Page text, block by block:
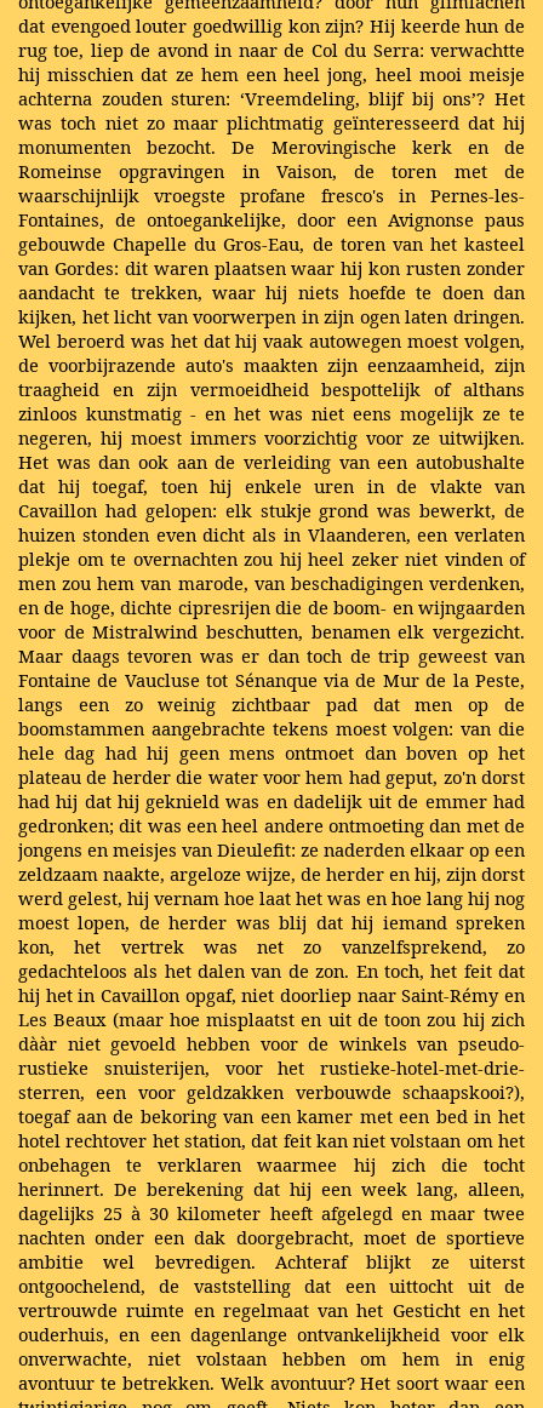
dat evengoed louter goedwillig kon zijn? Hij keerde hun de
rug toe, liep de avond in naar de Col du Serra: verwachtte
hij misschien dat ze hem een heel jong, heel mooi meisje
achterna zouden sturen: ‘Vreemdeling, blijf bij ons’? Het
was toch niet zo maar plichtmatig geïnteresseerd dat hij
monumenten bezocht. De Merovingische kerk en de
Romeinse opgravingen in Vaison, de toren met de
waarschijnlijk vroegste profane fresco's in Pernes-les-
Fontaines, de ontoegankelijke, door een Avignonse paus
gebouwde Chapelle du Gros-Eau, de toren van het kasteel
van Gordes: dit waren plaatsen waar hij kon rusten zonder
aandacht te trekken, waar hij niets hoefde te doen dan
kijken, het licht van voorwerpen in zijn ogen laten dringen.
Wel beroerd was het dat hij vaak autowegen moest volgen,
de voorbijrazende auto's maakten zijn eenzaamheid, zijn
traagheid en zijn vermoeidheid bespottelijk of althans
zinloos kunstmatig - en het was niet eens mogelijk ze te
negeren, hij moest immers voorzichtig voor ze uitwijken.
Het was dan ook aan de verleiding van een autobushalte
dat hij toegaf, toen hij enkele uren in de vlakte van
Cavaillon had gelopen: elk stukje grond was bewerkt, de
huizen stonden even dicht als in Vlaanderen, een verlaten
plekje om te overnachten zou hij heel zeker niet vinden of
men zou hem van marode, van beschadigingen verdenken,
en de hoge, dichte cipresrijen die de boom- en wijngaarden
voor de Mistralwind beschutten, benamen elk vergezicht.
Maar daags tevoren was er dan toch de trip geweest van
Fontaine de Vaucluse tot Sénanque via de Mur de la Peste,
langs een zo weinig zichtbaar pad dat men op de
boomstammen aangebrachte tekens moest volgen: van die
hele dag had hij geen mens ontmoet dan boven op het
plateau de herder die water voor hem had geput, zo'n dorst
had hij dat hij geknield was en dadelijk uit de emmer had
gedronken; dit was een heel andere ontmoeting dan met de
jongens en meisjes van Dieulefit: ze naderden elkaar op een
zeldzaam naakte, argeloze wijze, de herder en hij, zijn dorst
werd gelest, hij vernam hoe laat het was en hoe lang hij nog
moest lopen, de herder was blij dat hij iemand spreken
kon, het vertrek was net zo vanzelfsprekend, zo
gedachteloos als het dalen van de zon. En toch, het feit dat
hij het in Cavaillon opgaf, niet doorliep naar Saint-Rémy en
Les Beaux (maar hoe misplaatst en uit de toon zou hij zich
dààr niet gevoeld hebben voor de winkels van pseudo-
rustieke snuisterijen, voor het rustieke-hotel-met-drie-
sterren, een voor geldzakken verbouwde schaapskooi?),
toegaf aan de bekoring van een kamer met een bed in het
hotel rechtover het station, dat feit kan niet volstaan om het
onbehagen te verklaren waarmee hij zich die tocht
herinnert. De berekening dat hij een week lang, alleen,
dagelijks 25 à 30 kilometer heeft afgelegd en maar twee
nachten onder een dak doorgebracht, moet de sportieve
ambitie wel bevredigen. Achteraf blijkt ze uiterst
ontgoochelend, de vaststelling dat een uittocht uit de
vertrouwde ruimte en regelmaat van het Gesticht en het
ouderhuis, en een dagenlange ontvankelijkheid voor elk
onverwachte, niet volstaan hebben om hem in enig
avontuur te betrekken. Welk avontuur? Het soort waar een